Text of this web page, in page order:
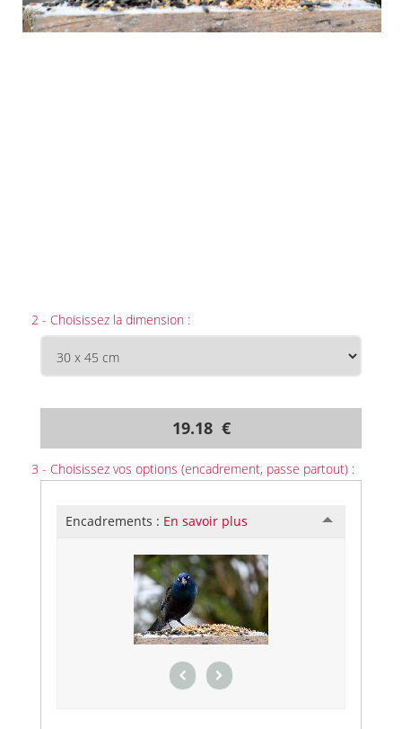
2 - Choisissez la dimension :
19.18 €
3 - Choisissez vos options (encadrement, passe partout) :
Encadrements : En savoir plus